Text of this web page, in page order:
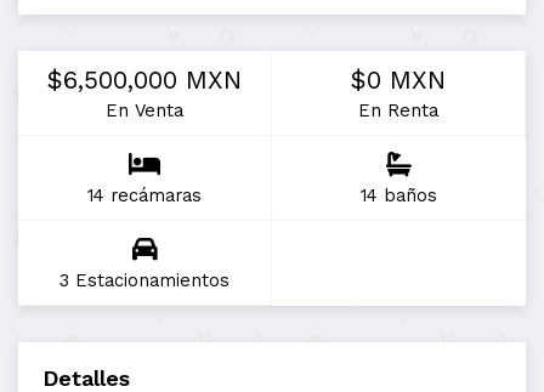
$6,500,000 MXN
En Venta
$0 MXN
En Renta
14 recámaras 14 baños
3 Estacionamientos
Detalles